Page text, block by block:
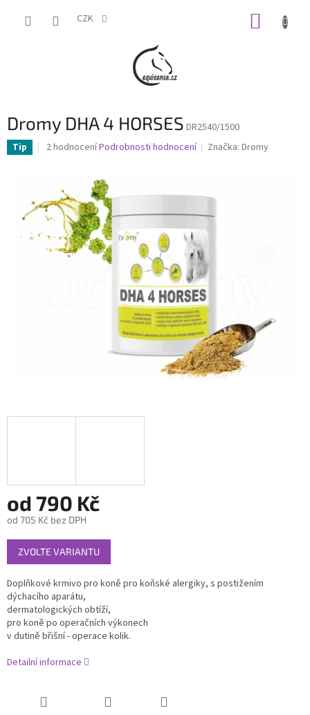
CZK
Dromy DHA 4 HORSES DR2540/1500
Tip
Průměrné
3,0
z
5
hvězdiček.
2 hodnoceníPodrobnosti hodnocení Značka:Dromy
od 790 Kč
od 705 Kč bez DPH
Měrná
cena:
ZVOLTE VARIANTU
Doplňkové krmivo pro koně pro koňské alergiky, s postižením
dýchacího aparátu,
dermatologických obtíží,
pro koně po operačních výkonech
v dutině břišní - operace kolik.
Detailní informace